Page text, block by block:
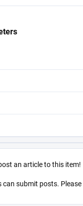
an article to this item!
can submit posts. Please